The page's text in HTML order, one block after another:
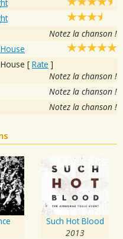
Notez la chanson !
[ Rate ]
Notez la chanson !
Notez la chanson !
Notez la chanson !
Such Hot Blood
2013